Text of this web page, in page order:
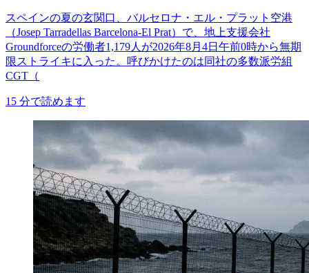
スペインの夏の玄関口、バルセロナ・エル・プラット空港
（Josep Tarradellas Barcelona-El Prat）で、地上支援会社
Groundforceの労働者1,179人が2026年8月4日午前0時から無期
限ストライキに入った。呼びかけたのは同社の多数派労組
CGT（
15 分で読めます